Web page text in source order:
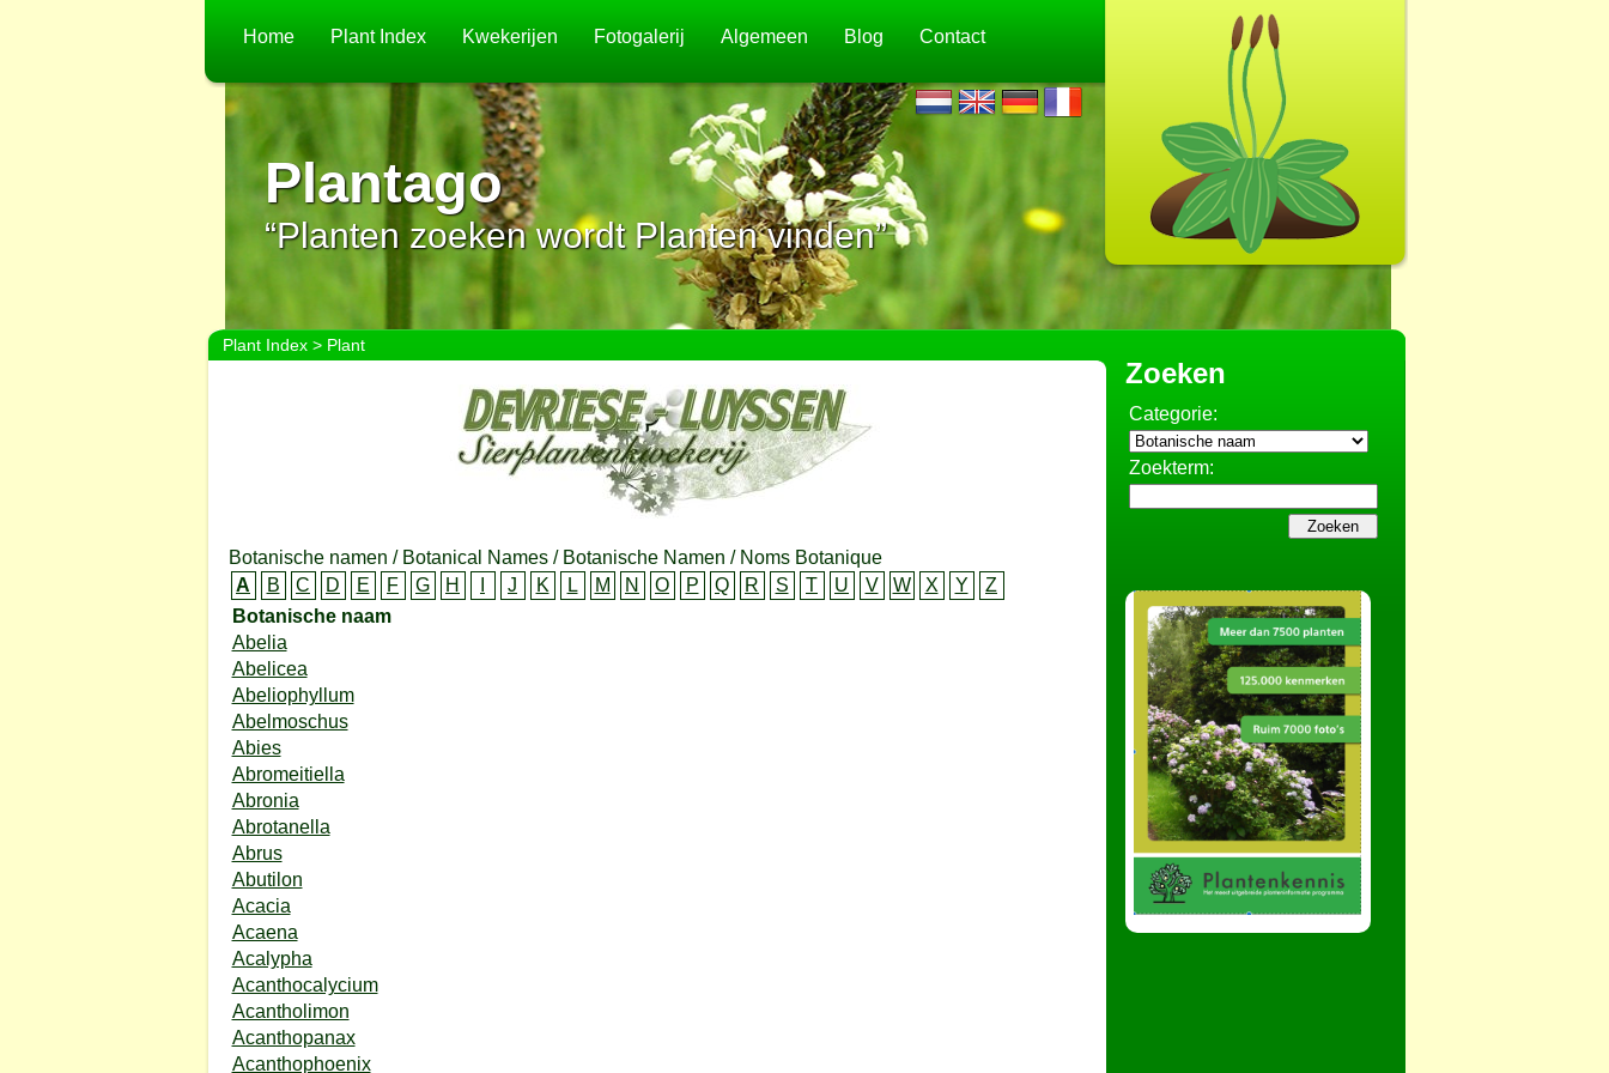
Home Plant Index Kwekerijen Fotogalerij Algemeen Blog Contact
Plantago
“Planten zoeken wordt Planten vinden”
Plant Index> Plant
Botanische namen / Botanical Names / Botanische Namen / Noms Botanique
A
B C D E F G H J K L M N O P Q R S T U V W X Y
Z
Botanische naam
Abelia
Abelicea
Abeliophyllum
Abelmoschus
Abies
Abromeitiella
Abronia
Abrotanella
Abrus
Abutilon
Acacia
Acaena
Acalypha
Acanthocalycium
Acantholimon
Acanthopanax
Acanthophoenix
Zoeken
Categorie:
Zoekterm: